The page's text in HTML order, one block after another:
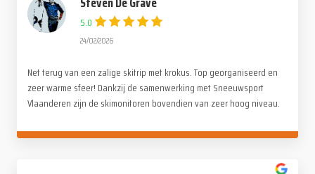
5.0
24/02/2026
Net terug van een zalige skitrip met krokus. Top georganiseerd en
zeer warme sfeer! Dankzij de samenwerking met Sneeuwsport
Vlaanderen zijn de skimonitoren bovendien van zeer hoog niveau.